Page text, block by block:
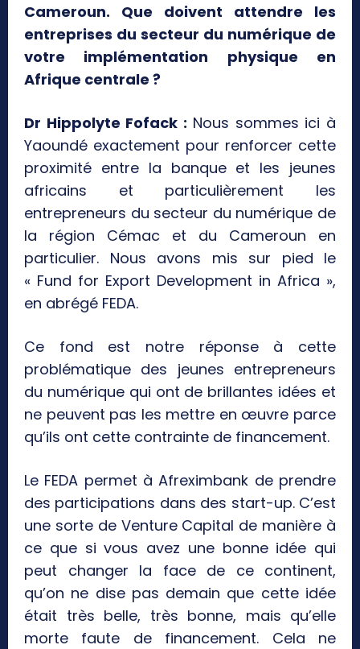
Cameroun. Que doivent attendre les
entreprises du secteur du numérique de
votre implémentation physique en
Afrique centrale ?
Dr Hippolyte Fofack : Nous sommes ici à
Yaoundé exactement pour renforcer cette
proximité entre la banque et les jeunes
africains et particulièrement les
entrepreneurs du secteur du numérique de
la région Cémac et du Cameroun en
particulier. Nous avons mis sur pied le
« Fund for Export Development in Africa »,
en abrégé FEDA.
Ce fond est notre réponse à cette
problématique des jeunes entrepreneurs
du numérique qui ont de brillantes idées et
ne peuvent pas les mettre en œuvre parce
qu’ils ont cette contrainte de financement.
Le FEDA permet à Afreximbank de prendre
des participations dans des start-up. C’est
une sorte de Venture Capital de manière à
ce que si vous avez une bonne idée qui
peut changer la face de ce continent,
qu’on ne dise pas demain que cette idée
était très belle, très bonne, mais qu’elle
morte faute de financement. Cela ne